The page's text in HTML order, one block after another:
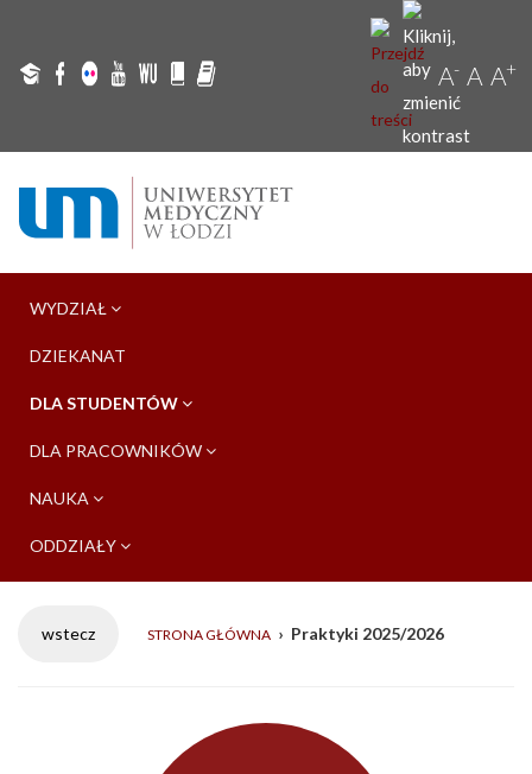
A- A A+
WYDZIAŁ
DZIEKANAT
DLA STUDENTÓW
DLA PRACOWNIKÓW
NAUKA
ODDZIAŁY
STRONA GŁÓWNA › Praktyki 2025/2026